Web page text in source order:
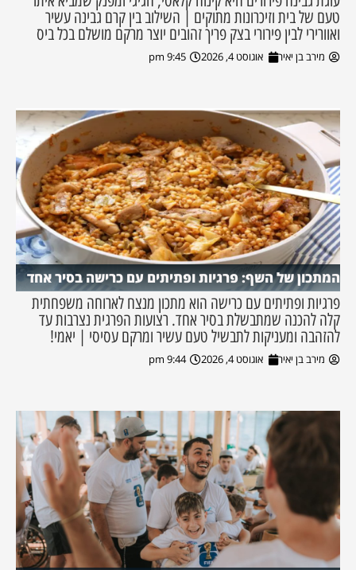
טעם של בית וזיכרונות מתוקים | השילוב בין קרם גבינה עשיר
ואוורירי לבין פירורי בצק פריך זהובים יוצר מרקם מושלם בכל ביס
מירב בן יאיר אוגוסט 4, 2026 9:45 pm
המתכון של השף: פרגיות ופתיתים עם כרישה בסיר אחד
פרגיות ופתיתים עם כרישה הוא מתכון מנצח לארוחה משפחתית
קלה להכנה שמתבשלת בסיר אחד. רצועות הפרגית נצרבות עד
להזהבה ומעניקות לתבשיל טעם עשיר ומרקם עסיסי | יאמי!
מירב בן יאיר אוגוסט 4, 2026 9:44 pm